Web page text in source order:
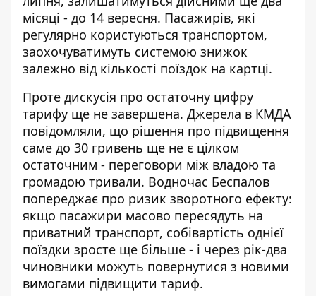
місяці - до 14 вересня. Пасажирів, які
регулярно користуються транспортом,
заохочуватимуть системою знижок
залежно від кількості поїздок на картці.
Проте дискусія про остаточну цифру
тарифу ще не завершена. Джерела в КМДА
повідомляли, що рішення про підвищення
саме до 30 гривень ще не є цілком
остаточним - переговори між владою та
громадою тривали. Водночас Беспалов
попереджає про ризик зворотного ефекту:
якщо пасажири масово пересядуть на
приватний транспорт, собівартість однієї
поїздки зросте ще більше - і через рік-два
чиновники можуть повернутися з новими
вимогами підвищити тариф.